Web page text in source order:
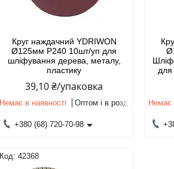
Круг наждачний YDRIWON
Ø125мм P240 10шт/уп для
шліфування дерева, металу,
пластику
39,10 ₴/упаковка
Немає в наявності Оптом і в роздріб
+380 (68) 720-70-98
Немає
42368